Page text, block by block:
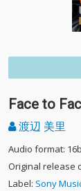
Face to
渡辺 美里
Audio format:
Original release
Label: Sony